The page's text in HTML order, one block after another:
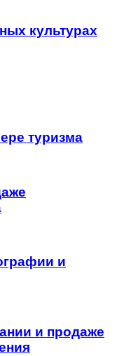
культурах
туризма
и
и продаже